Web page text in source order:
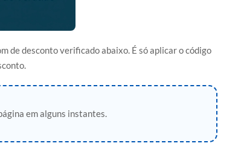
de desconto verificado abaixo. É só aplicar o código
em alguns instantes.